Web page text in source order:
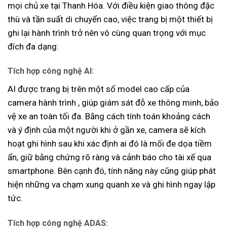
mọi chủ xe tại Thanh Hóa. Với điều kiện giao thông đặc
thù và tần suất di chuyển cao, việc trang bị một thiết bị
ghi lại hành trình trở nên vô cùng quan trọng với mục
đích đa dạng:
Tích hợp công nghệ AI:
AI được trang bị trên một số model cao cấp của
camera hành trình , giúp giám sát đỗ xe thông minh, bảo
vệ xe an toàn tối đa. Bằng cách tính toán khoảng cách
và ý định của một người khi ở gần xe, camera sẽ kích
hoạt ghi hình sau khi xác định ai đó là mối đe dọa tiềm
ẩn, giữ bằng chứng rõ ràng và cảnh báo cho tài xế qua
smartphone. Bên cạnh đó, tính năng này cũng giúp phát
hiện những va chạm xung quanh xe và ghi hình ngay lập
tức.
Tích hợp công nghệ ADAS: